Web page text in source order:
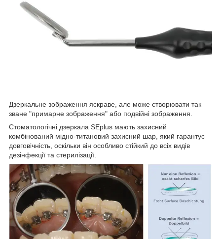
Дзеркальне зображення яскраве, але може створювати так
зване "примарне зображення" або подвійні зображення.
Стоматологічні дзеркала SEplus мають захисний
комбінований мідно-титановий захисний шар, який гарантує
довговічність, оскільки він особливо стійкий до всіх видів
дезінфекції та стерилізації.